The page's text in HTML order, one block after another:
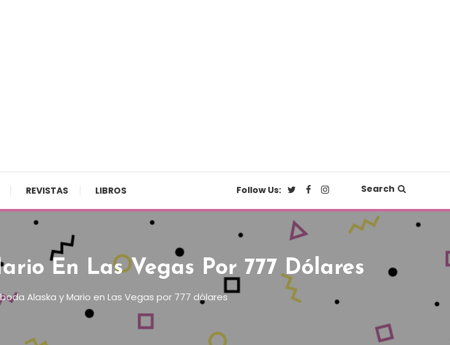
REVISTAS LIBROS Follow Us: Search
En Las Vegas Por 777 Dólares
Alaska y Mario en Las Vegas por 777 dólares